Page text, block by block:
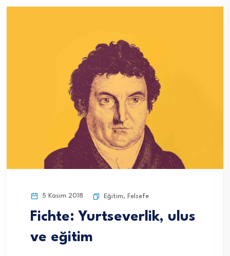
5 Kasım 2018 Eğitim, Felsefe
Fichte: Yurtseverlik, ulus
ve eğitim